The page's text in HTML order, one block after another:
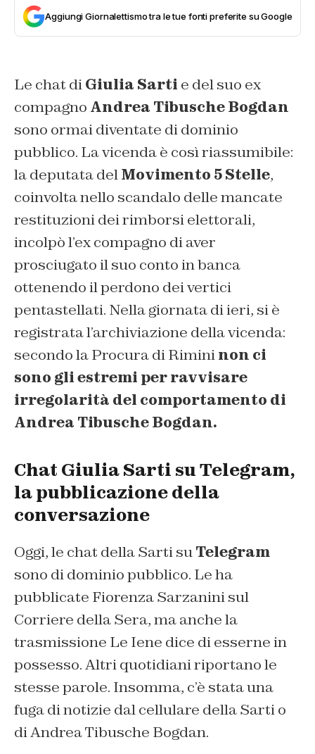
Aggiungi Giornalettismo tra le tue fonti preferite su Google
Le chat diGiulia Sarti e del suo ex
compagno Andrea Tibusche Bogdan
sono ormai diventate di dominio
pubblico. La vicenda è così riassumibile:
la deputata delMovimento 5 Stelle,
coinvolta nello scandalo delle mancate
restituzioni dei rimborsi elettorali,
incolpò l’ex compagno di aver
prosciugato il suo conto in banca
ottenendo il perdono dei vertici
pentastellati. Nella giornata di ieri, si è
registrata l’archiviazione della vicenda:
secondo la Procura di Rimininon ci
sono gli estremi per ravvisare
irregolarità del comportamento di
Andrea Tibusche Bogdan.
Chat Giulia Sarti su Telegram,
la pubblicazione della
conversazione
Oggi, le chat della Sarti suTelegram
sono di dominio pubblico. Le ha
pubblicate Fiorenza Sarzanini sul
Corriere della Sera, ma anche la
trasmissione Le Iene dice di esserne in
possesso. Altri quotidiani riportano le
stesse parole. Insomma, c’è stata una
fuga di notizie dal cellulare della Sarti o
di Andrea Tibusche Bogdan.